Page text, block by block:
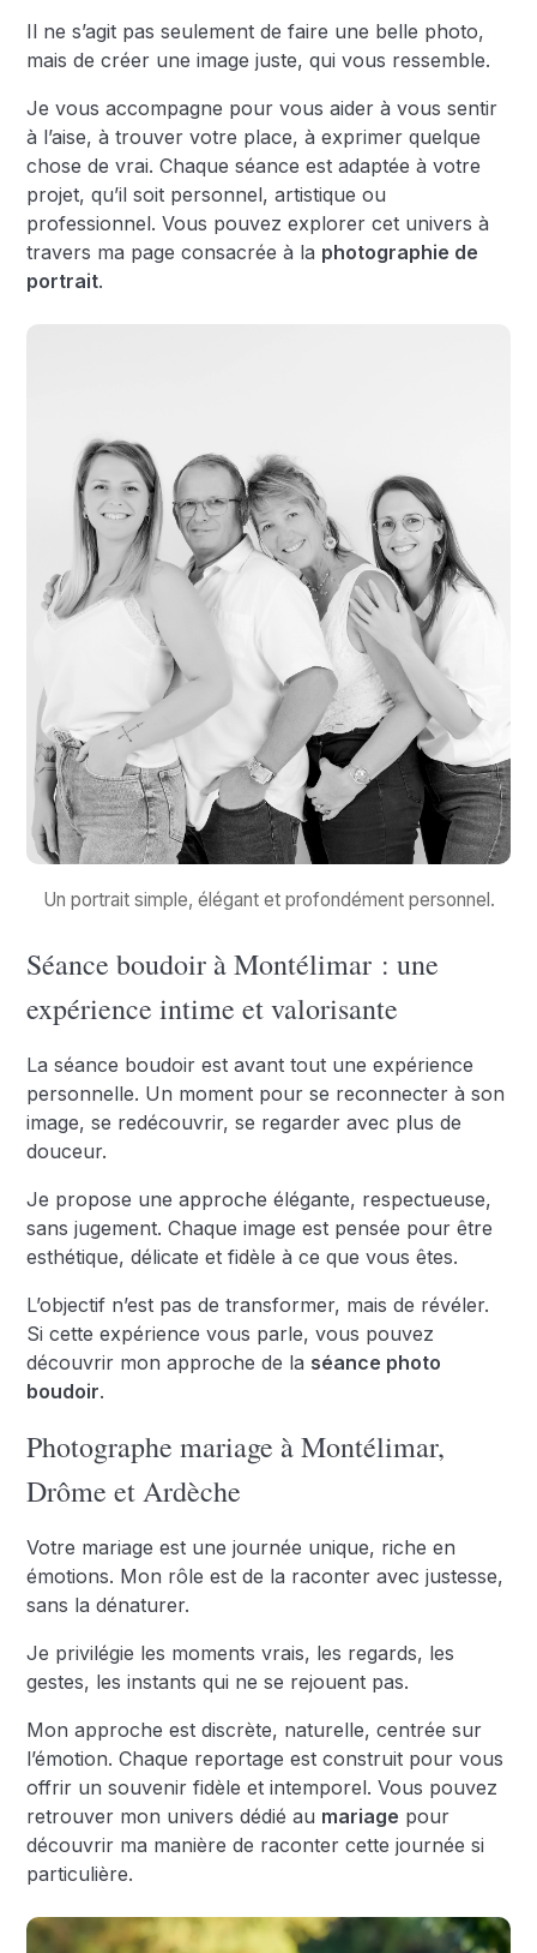
Il ne s’agit pas seulement de faire une belle photo,
mais de créer une image juste, qui vous ressemble.
Je vous accompagne pour vous aider à vous sentir
à l’aise, à trouver votre place, à exprimer quelque
chose de vrai. Chaque séance est adaptée à votre
projet, qu’il soit personnel, artistique ou
professionnel. Vous pouvez explorer cet univers à
travers ma page consacrée à la photographie de
portrait.
Un portrait simple, élégant et profondément personnel.
Séance boudoir à Montélimar : une
expérience intime et valorisante
La séance boudoir est avant tout une expérience
personnelle. Un moment pour se reconnecter à son
image, se redécouvrir, se regarder avec plus de
douceur.
Je propose une approche élégante, respectueuse,
sans jugement. Chaque image est pensée pour être
esthétique, délicate et fidèle à ce que vous êtes.
L’objectif n’est pas de transformer, mais de révéler.
Si cette expérience vous parle, vous pouvez
découvrir mon approche de la séance photo
boudoir.
Photographe mariage à Montélimar,
Drôme et Ardèche
Votre mariage est une journée unique, riche en
émotions. Mon rôle est de la raconter avec justesse,
sans la dénaturer.
Je privilégie les moments vrais, les regards, les
gestes, les instants qui ne se rejouent pas.
Mon approche est discrète, naturelle, centrée sur
l’émotion. Chaque reportage est construit pour vous
offrir un souvenir fidèle et intemporel. Vous pouvez
retrouver mon univers dédié au mariage pour
découvrir ma manière de raconter cette journée si
particulière.